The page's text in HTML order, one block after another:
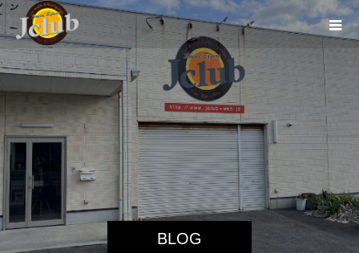
BLOG